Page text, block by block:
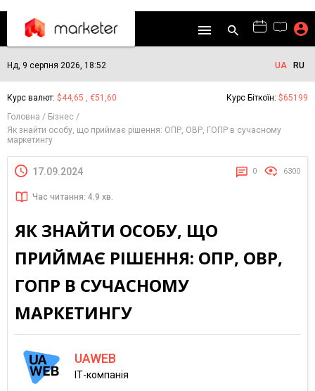
Нд, 9 серпня 2026, 18:52 UA RU
Курс валют: $44,65 , €51,60 Курс Біткоїн: $65199
Головна
Бізнес
Як знайти особу, що приймає рішення: ОПР, ОВР, ГОПР в сучасному
маркетингу
17.09.2024 0 6300
Час читання: 4.9 хв.
ЯК ЗНАЙТИ ОСОБУ, ЩО
ПРИЙМАЄ РІШЕННЯ: ОПР, ОВР,
ГОПР В СУЧАСНОМУ
МАРКЕТИНГУ
UAWEB
ІТ-компанія